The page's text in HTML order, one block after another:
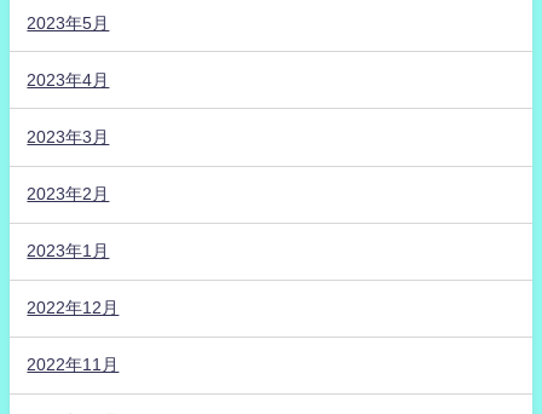
2023年5月
2023年4月
2023年3月
2023年2月
2023年1月
2022年12月
2022年11月